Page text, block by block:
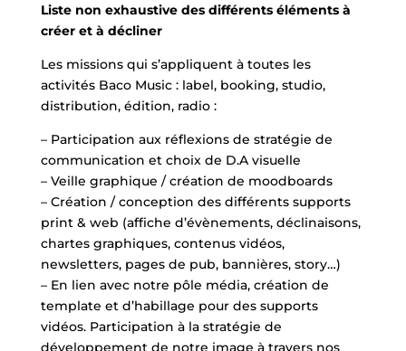
Liste non exhaustive des différents éléments à
créer et à décliner
Les missions qui s’appliquent à toutes les
activités Baco Music : label, booking, studio,
distribution, édition, radio :
– Participation aux réflexions de stratégie de
communication et choix de D.A visuelle
– Veille graphique / création de moodboards
– Création / conception des différents supports
print & web (affiche d’évènements, déclinaisons,
chartes graphiques, contenus vidéos,
newsletters, pages de pub, bannières, story…)
– En lien avec notre pôle média, création de
template et d’habillage pour des supports
vidéos. Participation à la stratégie de
développement de notre image à travers nos